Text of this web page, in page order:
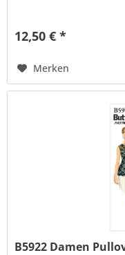
12,50 € *
Merken
B5922 Damen